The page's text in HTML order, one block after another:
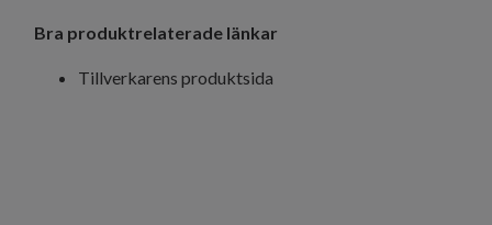
Bra produktrelaterade länkar
Tillverkarens produktsida